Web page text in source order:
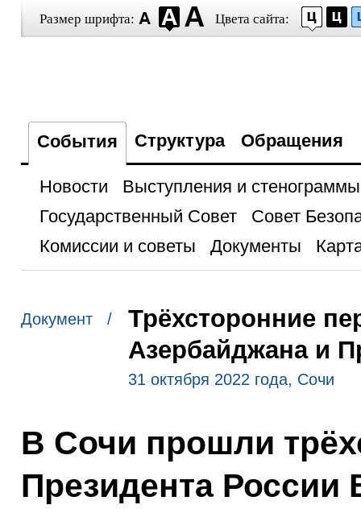
Размер шрифта: Цвета сайта:
События Структура Обращения
Новости
Выступления и стенограммы
Государственный Совет
Совет
Комиссии и советы
Документы
Документ /
Трёхсторонние
Азербайджана и
31 октября 2022 года, Сочи
В Сочи прошли
Президента